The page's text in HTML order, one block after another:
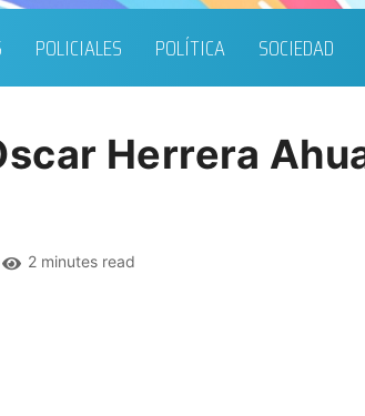
POLICIALES POLÍTICA SOCIEDAD
Herrera
2 minutes read